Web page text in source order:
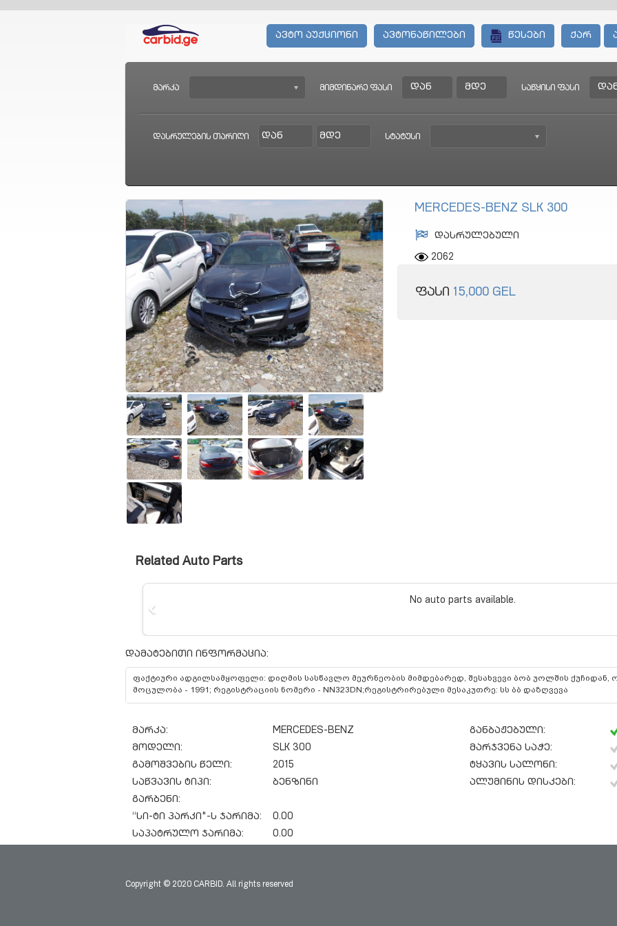
ავტო აუქციონი ავტონაწილები წესები ქარ
მარკა მიმდინარე ფასი საწყისი ფასი
დასრულების თარიღი სტატუსი
MERCEDES-BENZ SLK 300
დასრულებული
2062
ფასი 15,000 GEL
Related Auto Parts
No auto parts available.
Previous
დამატებითი ინფორმაცია:
ფაქტიური ადგილსამყოფელი: დიღმის სასწავლო მეურნეობის მიმდებარედ, შესახვევი ბობ უოლშის ქუჩიდან,
მოცულობა - 1991; რეგისტრაციის ნომერი - NN323DN;რეგისტრირებული მესაკუთრე: სს ბბ დაზღვევა
მარკა:
MERCEDES-BENZ
მოდელი:
SLK 300
გამოშვების წელი:
2015
საწვავის ტიპი:
ბენზინი
გარბენი:
“სი-ტი პარკი"-ს ჯარიმა:
0.00
საპატრულო ჯარიმა:
0.00
განბაჟებული:
მარჯვენა საჭე:
ტყავის სალონი:
ალუმინის დისკები:
Copyright © 2020 CARBID. All rights reserved